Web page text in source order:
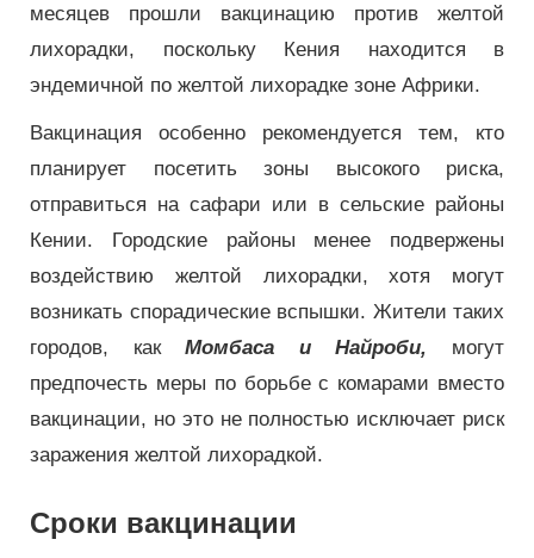
месяцев прошли вакцинацию против желтой
лихорадки, поскольку Кения находится в
эндемичной по желтой лихорадке зоне Африки.
Вакцинация особенно рекомендуется тем, кто
планирует посетить зоны высокого риска,
отправиться на сафари или в сельские районы
Кении. Городские районы менее подвержены
воздействию желтой лихорадки, хотя могут
возникать спорадические вспышки. Жители таких
городов, какМомбаса и Найроби, могут
предпочесть меры по борьбе с комарами вместо
вакцинации, но это не полностью исключает риск
заражения желтой лихорадкой.
Сроки вакцинации